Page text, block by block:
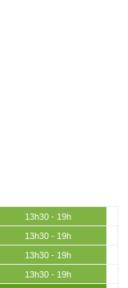
13h30 - 19h
13h30 - 19h
13h30 - 19h
13h30 - 19h